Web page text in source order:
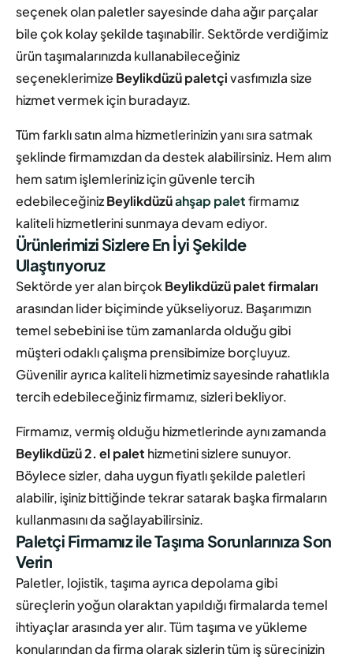
seçenek olan paletler sayesinde daha ağır parçalar
bile çok kolay şekilde taşınabilir. Sektörde verdiğimiz
ürün taşımalarınızda kullanabileceğiniz
seçeneklerimize Beylikdüzü paletçivasfımızla size
hizmet vermek için buradayız.
Tüm farklı satın alma hizmetlerinizin yanı sıra satmak
şeklinde firmamızdan da destek alabilirsiniz. Hem alım
hem satım işlemleriniz için güvenle tercih
edebileceğinizBeylikdüzüahşap paletfirmamız
kaliteli hizmetlerini sunmaya devam ediyor.
Ürünlerimizi Sizlere En İyi Şekilde
Ulaştırıyoruz
Sektörde yer alan birçokBeylikdüzü palet firmaları
arasından lider biçiminde yükseliyoruz. Başarımızın
temel sebebini ise tüm zamanlarda olduğu gibi
müşteri odaklı çalışma prensibimize borçluyuz.
Güvenilir ayrıca kaliteli hizmetimiz sayesinde rahatlıkla
tercih edebileceğiniz firmamız, sizleri bekliyor.
Firmamız, vermiş olduğu hizmetlerinde aynı zamanda
Beylikdüzü 2. el palet hizmetini sizlere sunuyor.
Böylece sizler, daha uygun fiyatlı şekilde paletleri
alabilir, işiniz bittiğinde tekrar satarak başka firmaların
kullanmasını da sağlayabilirsiniz.
Paletçi Firmamız ile Taşıma Sorunlarınıza Son
Verin
Paletler, lojistik, taşıma ayrıca depolama gibi
süreçlerin yoğun olaraktan yapıldığı firmalarda temel
ihtiyaçlar arasında yer alır. Tüm taşıma ve yükleme
konularından da firma olarak sizlerin tüm iş sürecinizin